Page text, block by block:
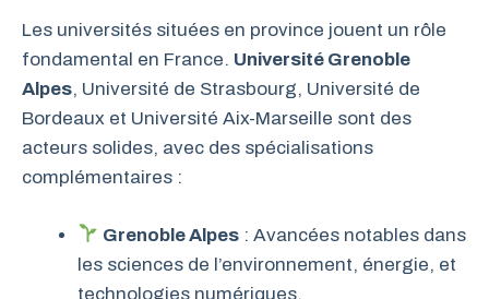
Les universités situées en province jouent un rôle
fondamental en France. Université Grenoble
Alpes, Université de Strasbourg, Université de
Bordeaux et Université Aix-Marseille sont des
acteurs solides, avec des spécialisations
complémentaires :
Grenoble Alpes : Avancées notables dans
les sciences de l’environnement, énergie, et
technologies numériques.